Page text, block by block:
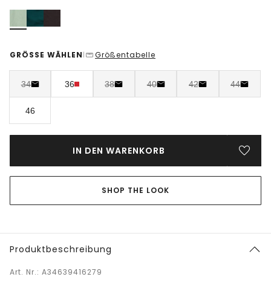
GRÖSSE WÄHLEN | Größentabelle
34 36 38 40 42 44
46
IN DEN WARENKORB
SHOP THE LOOK
Produktbeschreibung
Art. Nr.: A34639416279